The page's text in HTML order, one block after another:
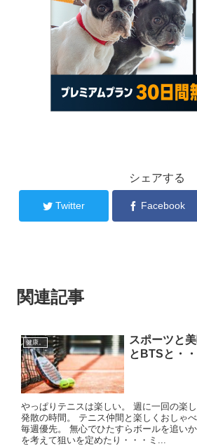
シェアする
Twitter Facebook
関連記事
健康。
スポーツと
とBTSと・・
やっぱりテニスは楽しい。 週に一回の楽
発散の時間。 テニス仲間と楽しくおしゃ
毎週優先。 無心でひたすらボールを追い
を考えて狙いを定めたり・・・ミ...